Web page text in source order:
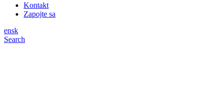
Kontakt
Zapojte sa
ensk
Search